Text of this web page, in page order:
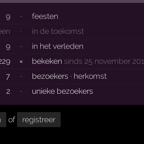
9 ·
feesten
·
in de toekomst
9
·
in het verleden
× bekeken sinds 25 november
7
· bezoekers · herkomst
2
· unieke bezoekers
of registreer